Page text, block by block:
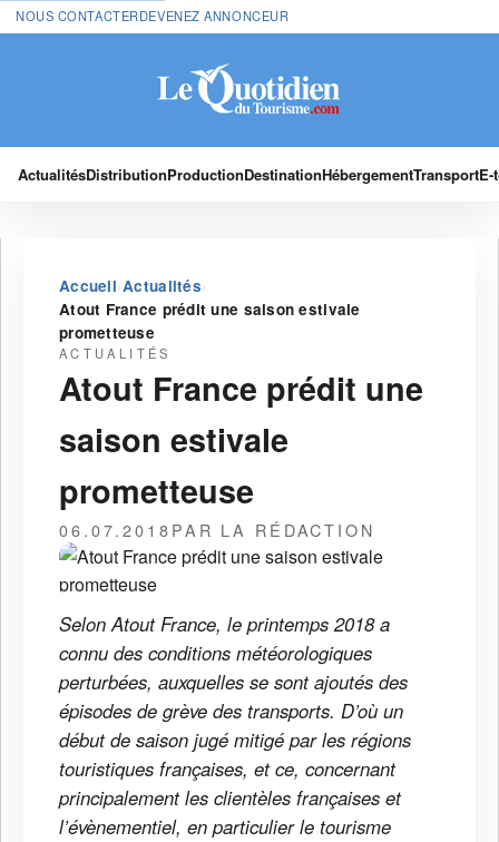
NOUS CONTACTERDEVENEZ ANNONCEUR
ActualitésDistributionProductionDestinationHébergementTransport
Accueil›Actualités›
Atout France prédit une saison estivale
prometteuse
ACTUALITÉS
Atout France prédit une
saison estivale
prometteuse
06.07.2018PAR LA RÉDACTION
Selon Atout France, le printemps 2018 a
connu des conditions météorologiques
perturbées, auxquelles se sont ajoutés des
épisodes de grève des transports. D’où un
début de saison jugé mitigé par les régions
touristiques françaises, et ce, concernant
principalement les clientèles françaises et
l’évènementiel, en particulier le tourisme